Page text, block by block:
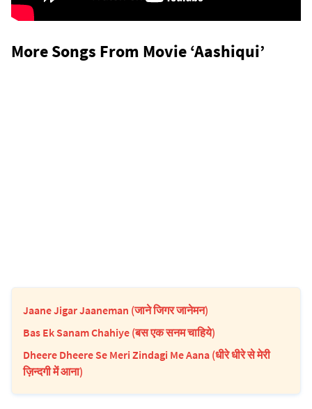
More Songs From Movie ‘Aashiqui’
Jaane Jigar Jaaneman (जाने जिगर जानेमन)
Bas Ek Sanam Chahiye (बस एक सनम चाहिये)
Dheere Dheere Se Meri Zindagi Me Aana (धीरे धीरे से मेरी
ज़िन्दगी में आना)